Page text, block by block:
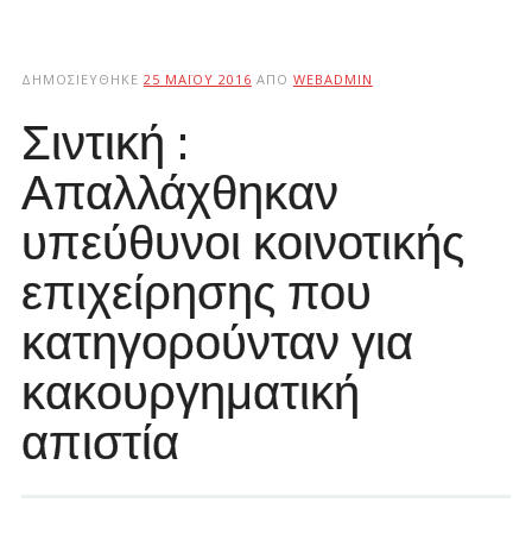
ΔΗΜΟΣΙΕΎΘΗΚΕ 25 ΜΑΪ́ΟΥ 2016 ΑΠΌ WEBADMIN
Σιντική :
Απαλλάχθηκαν
υπεύθυνοι κοινοτικής
επιχείρησης που
κατηγορούνταν για
κακουργηματική
απιστία